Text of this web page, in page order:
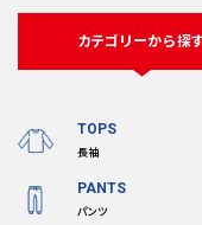
カテゴリーから探
TOPS
長袖
PANTS
パンツ